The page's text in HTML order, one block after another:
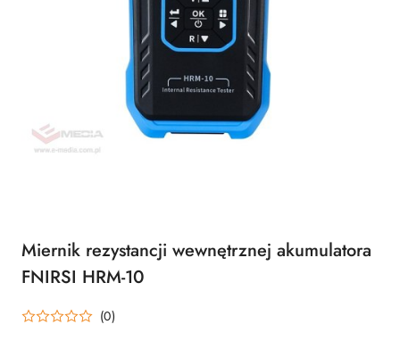
Miernik rezystancji wewnętrznej akumulatora
FNIRSI HRM-10
(0)